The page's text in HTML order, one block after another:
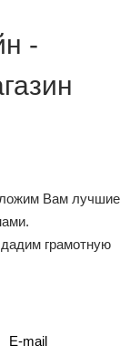
-
Вам лучшие
грамотную
E-mail